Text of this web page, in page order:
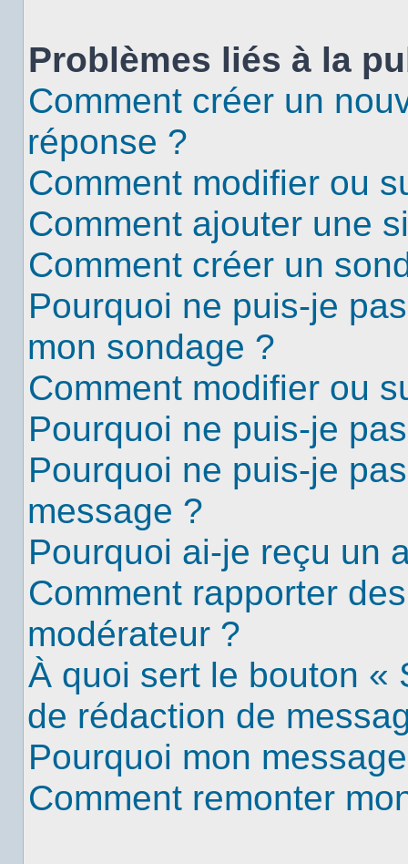
Problèmes liés à la
Comment créer un
réponse ?
Comment modifier ou
Comment ajouter une
Comment créer un
Pourquoi ne puis-je
mon sondage ?
Comment modifier ou
Pourquoi ne puis-je
Pourquoi ne puis-je
message ?
Pourquoi ai-je reçu un
Comment rapporter
modérateur ?
À quoi sert le bouton «
de rédaction de
Pourquoi mon
Comment remonter